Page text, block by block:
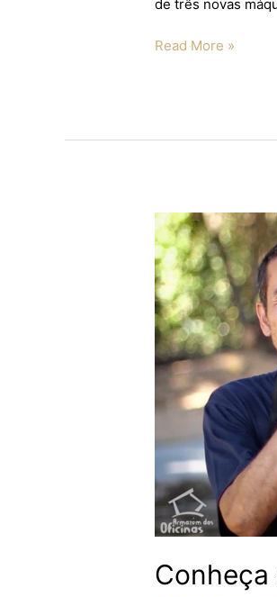
de três novas
Read More »
Conheça
Conheça
a
Oficina
de
Marcenaria